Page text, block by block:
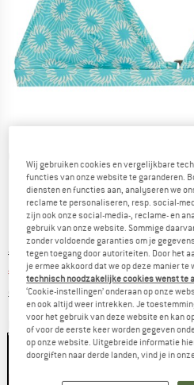
Oorspronkelijke prijs :
€ 34,95
Prijs:
€ 20,97 incl. BTW
excl. VerzendkostenInformatie over de
Kleur:Aqua Ocean Mayhem 20X20
Wij gebruiken cookies en vergelijkbare
functies van onze website te garanderen.
diensten en functies aan, analyseren we
reclame te personaliseren, resp. social-
zijn ook onze social-media-, reclame- en
gebruik van onze website. Sommige
zonder voldoende garanties om je
tegen toegang door autoriteiten. Door het
je ermee akkoord dat we op deze manier te
technisch noodzakelijke cookies wenst te
‘Cookie-instellingen’ onderaan op onze
en ook altijd weer intrekken. Je
voor het gebruik van deze website en kan
of voor de eerste keer worden gegeven
op onze website. Uitgebreide informatie
doorgiften naar derde landen, vind je in